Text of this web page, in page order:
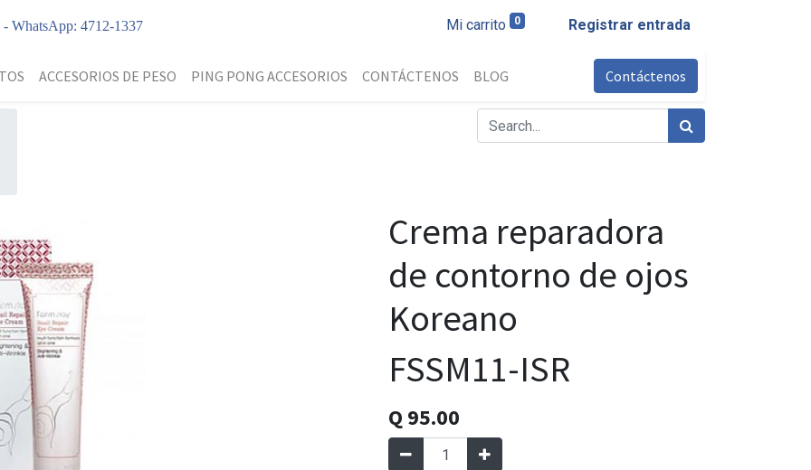
WhatsApp: 4712-1337 Mi carrito 0 Registrar entrada
ACCESORIOS DE PESO PING PONG ACCESORIOS CONTÁCTENOS BLOG Contáctenos
Crema reparadora
de contorno de ojos
Koreano
FSSM11-ISR
Q 95.00